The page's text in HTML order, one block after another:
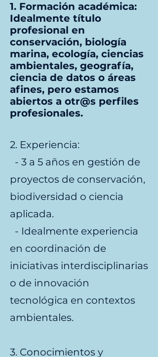
1. Formación académica:
Idealmente título
profesional en
conservación, biología
marina, ecología, ciencias
ambientales, geografía,
ciencia de datos o áreas
afines, pero estamos
abiertos a otr@s perfiles
profesionales.
2. Experiencia:
- 3 a 5 años en gestión de
proyectos de conservación,
biodiversidad o ciencia
aplicada.
- Idealmente experiencia
en coordinación de
iniciativas interdisciplinarias
o de innovación
tecnológica en contextos
ambientales.
3. Conocimientos y